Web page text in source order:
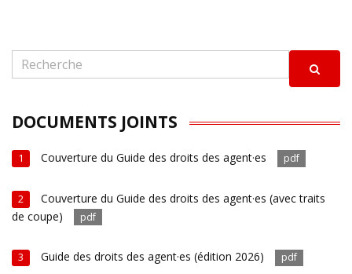
DOCUMENTS JOINTS
1 Couverture du Guide des droits des agent·es pdf
2
Couverture du Guide des droits des agent·es (avec traits
de coupe)
pdf
3 Guide des droits des agent·es (édition 2026) pdf